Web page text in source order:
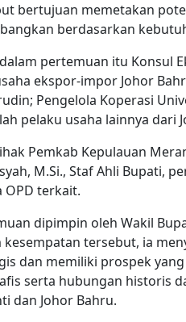
bertujuan memetakan
berdasarkan
pertemuan itu Konsul
ekspor-impor Johor
Pengelola Koperasi
pelaku usaha lainnya dari
Pemkab Kepulauan
M.Si., Staf Ahli Bupati,
OPD terkait.
dipimpin oleh Wakil
kesempatan tersebut, ia
dan memiliki prospek
serta hubungan historis
dan Johor Bahru.